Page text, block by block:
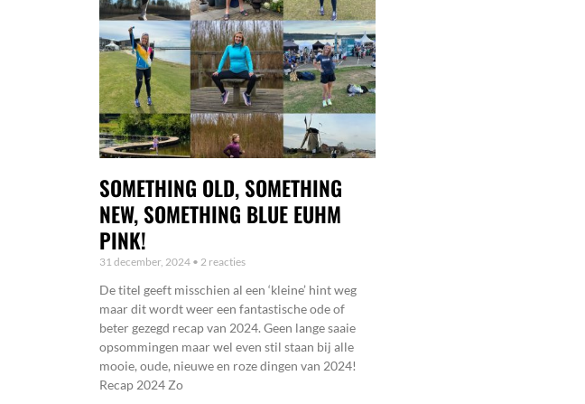
SOMETHING OLD, SOMETHING
NEW, SOMETHING BLUE EUHM
PINK!
31 december, 2024 2 reacties
De titel geeft misschien al een ‘kleine’ hint weg
maar dit wordt weer een fantastische ode of
beter gezegd recap van 2024. Geen lange saaie
opsommingen maar wel even stil staan bij alle
mooie, oude, nieuwe en roze dingen van 2024!
Recap 2024 Zo